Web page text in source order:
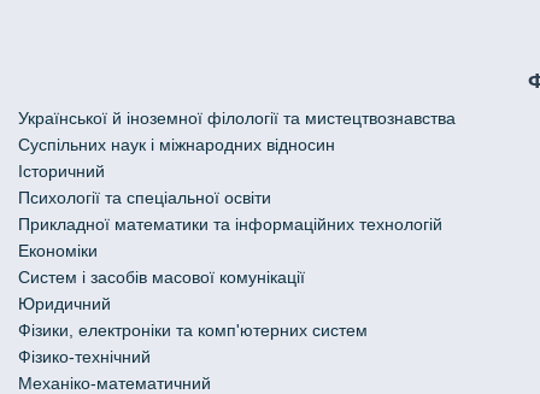
Української й іноземної філології та мистецтвознавства
Cуспільних наук і міжнародних відносин
Історичний
Психології та спеціальної освіти
Прикладної математики та інформаційних технологій
Економіки
Систем і засобів масової комунікації
Юридичний
Фізики, електроніки та комп'ютерних систем
Фізико-технічний
Механіко-математичний